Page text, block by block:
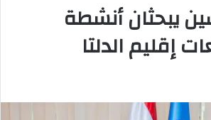
يبحثان أنشطة
إقليم الدلتا